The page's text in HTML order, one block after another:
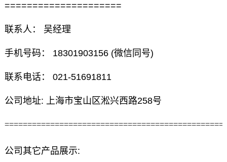
=====================
联系人： 吴经理
手机号码： 18301903156 (微信同号)
联系电话： 021-51691811
公司地址: 上海市宝山区淞兴西路258号
公司其它产品展示: